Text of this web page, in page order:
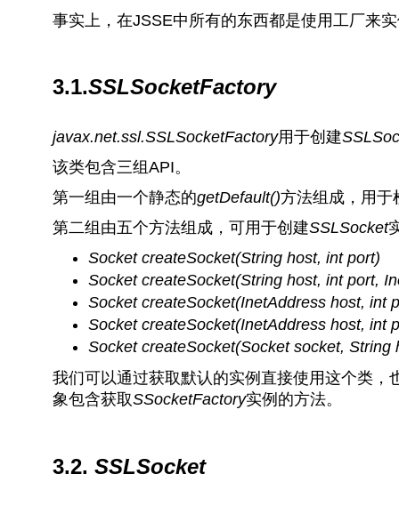
事实上，在JSSE中所有的东西都是使用工厂来
3.1.SSLSocketFactory
javax.net.ssl.SSLSocketFactory用于创建
该类包含三组API。
第一组由一个静态的getDefault()方法组成，用于
第二组由五个方法组成，可用于创建SSLSocket
Socket createSocket(String host, int port)
Socket createSocket(String host, int port,
Socket createSocket(InetAddress host, int
Socket createSocket(InetAddress host, int
Socket createSocket(Socket socket,
我们可以通过获取默认的实例直接使用这个类，
象包含获取SSocketFactory实例的方法。
3.2. SSLSocket